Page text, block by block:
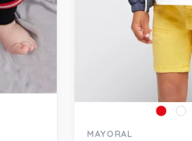
MAYORAL